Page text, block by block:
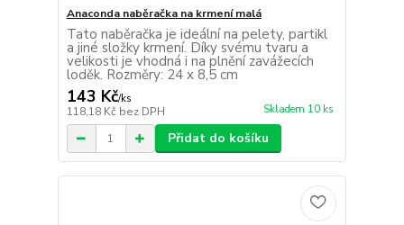
Anaconda naběračka na krmení malá
Tato naběračka je ideální na pelety, partikl
a jiné složky krmení. Díky svému tvaru a
velikosti je vhodná i na plnění zavážecích
loděk. Rozměry: 24 x 8,5 cm
143 Kč/ks
118,18 Kč bez DPH Skladem 10 ks
Přidat do košíku